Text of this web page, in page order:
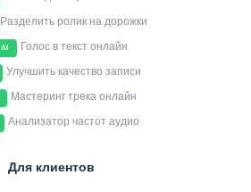
Разделить ролик на дорожки
AI Голос в текст онлайн
Улучшить качество записи
Мастеринг трека онлайн
Анализатор частот аудио
Для клиентов